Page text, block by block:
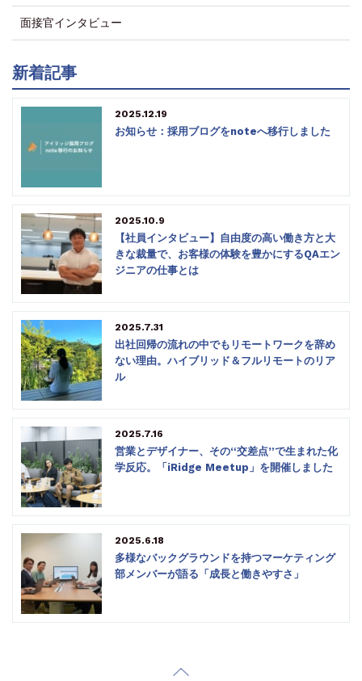
面接官インタビュー
新着記事
2025.12.19
お知らせ：採用ブログをnoteへ移行しました
2025.10.9
【社員インタビュー】自由度の高い働き方と大
きな裁量で、お客様の体験を豊かにするQAエン
ジニアの仕事とは
2025.7.31
出社回帰の流れの中でもリモートワークを辞め
ない理由。ハイブリッド＆フルリモートのリア
ル
2025.7.16
営業とデザイナー、その“交差点”で生まれた化
学反応。「iRidge Meetup」を開催しました
2025.6.18
多様なバックグラウンドを持つマーケティング
部メンバーが語る「成長と働きやすさ」